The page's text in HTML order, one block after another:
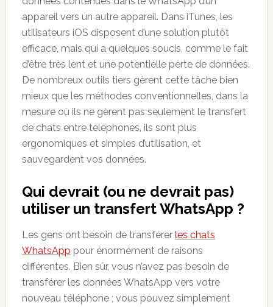
appareil vers un autre appareil. Dans iTunes, les
utilisateurs iOS disposent d’une solution plutôt
efficace, mais qui a quelques soucis, comme le fait
d’être très lent et une potentielle perte de données.
De nombreux outils tiers gèrent cette tâche bien
mieux que les méthodes conventionnelles, dans la
mesure où ils ne gèrent pas seulement le transfert
de chats entre téléphones, ils sont plus
ergonomiques et simples d’utilisation, et
sauvegardent vos données.
Qui devrait (ou ne devrait pas)
utiliser un transfert WhatsApp ?
Les gens ont besoin de transférer les chats
WhatsApp pour énormément de raisons
différentes. Bien sûr, vous n’avez pas besoin de
transférer les données WhatsApp vers votre
nouveau téléphone ; vous pouvez simplement